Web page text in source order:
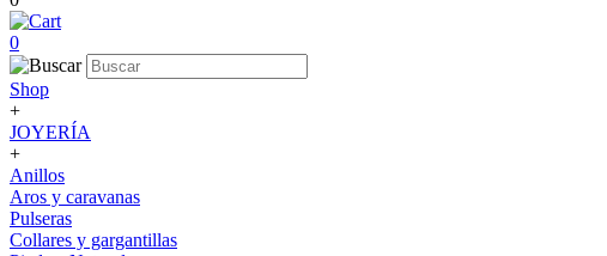
0
Shop
+
JOYERÍA
+
Anillos
Aros y caravanas
Pulseras
Collares y gargantillas